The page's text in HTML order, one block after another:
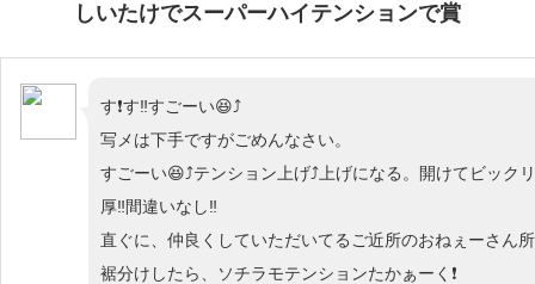
しいたけでスーパーハイテンションで賞
す❗す‼すごーい😆⤴
写メは下手ですがごめんなさい。
すごーい😆⤴テンション上げ⤴上げになる。開けてビック
厚‼間違いなし‼
直ぐに、仲良くしていただいてるご近所のおねぇーさん
裾分けしたら、ソチラモテンションたかぁーく❗